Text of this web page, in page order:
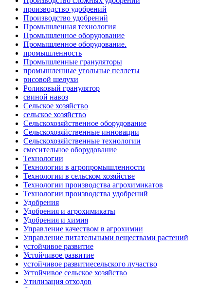
производство удобрений
Производство удобрений
Промышленная технология
Промышленное оборудование
Промышленное оборудование.
промышленность
Промышленные грануляторы
промышленные угольные пеллеты
рисовой шелухи
Роликовый гранулятор
свиной навоз
Сельское хозяйство
сельское хозяйство
Сельскохозяйственное оборудование
Сельскохозяйственные инновации
Сельскохозяйственные технологии
смесительное оборудование
Технологии
Технологии в агропромышленности
Технологии в сельском хозяйстве
Технологии производства агрохимикатов
Технологии производства удобрений
Удобрения
Удобрения и агрохимикаты
Удобрения и химия
Управление качеством в агрохимии
Управление питательными веществами растений
устойчивое развитие
Устойчивое развитие
устойчивое развитиесельского лучаство
Устойчивое сельское хозяйство
Утилизация отходов